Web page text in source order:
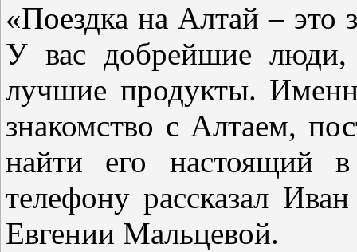
«Поездка на Алтай – это
У вас добрейшие люди,
лучшие продукты.
знакомство с Алтаем,
найти его
телефону рассказал
Евгении Мальцевой.